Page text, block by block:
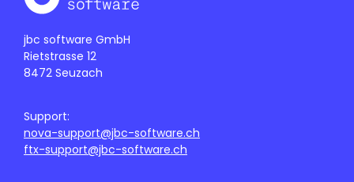
jbc software GmbH
Rietstrasse 12
8472 Seuzach
Support:
nova-support@jbc-software.ch
ftx-support@jbc-software.ch